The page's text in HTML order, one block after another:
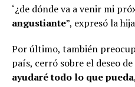
‘¿de dónde va a venir mi
angustiante”, expresó la
Por último, también
país, cerró sobre el deseo
ayudaré todo lo que pueda